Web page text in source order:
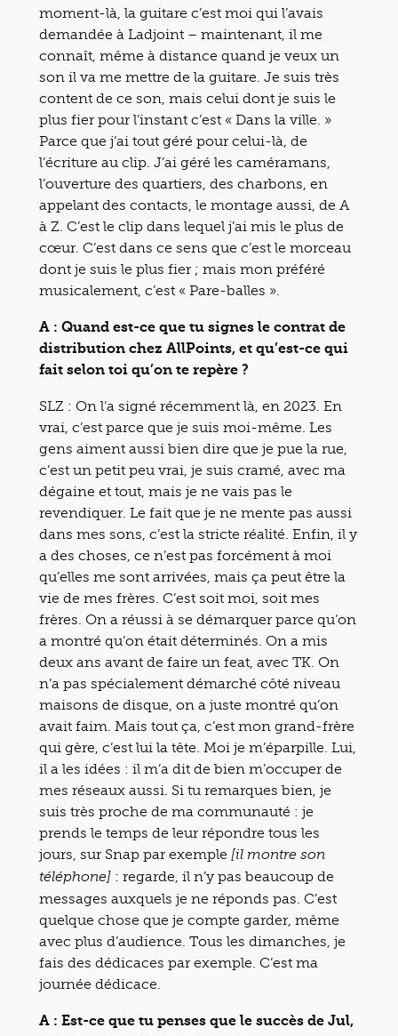
moment-là, la guitare c’est moi qui l’avais
demandée à Ladjoint – maintenant, il me
connaît, même à distance quand je veux un
son il va me mettre de la guitare. Je suis très
content de ce son, mais celui dont je suis le
plus fier pour l’instant c’est « Dans la ville. »
Parce que j’ai tout géré pour celui-là, de
l’écriture au clip. J’ai géré les caméramans,
l’ouverture des quartiers, des charbons, en
appelant des contacts, le montage aussi, de A
à Z. C’est le clip dans lequel j’ai mis le plus de
cœur. C’est dans ce sens que c’est le morceau
dont je suis le plus fier ; mais mon préféré
musicalement, c’est « Pare-balles ».
A : Quand est-ce que tu signes le contrat de
distribution chez AllPoints, et qu’est-ce qui
fait selon toi qu’on te repère ?
SLZ : On l’a signé récemment là, en 2023. En
vrai, c’est parce que je suis moi-même. Les
gens aiment aussi bien dire que je pue la rue,
c’est un petit peu vrai, je suis cramé, avec ma
dégaine et tout, mais je ne vais pas le
revendiquer. Le fait que je ne mente pas aussi
dans mes sons, c’est la stricte réalité. Enfin, il y
a des choses, ce n’est pas forcément à moi
qu’elles me sont arrivées, mais ça peut être la
vie de mes frères. C’est soit moi, soit mes
frères. On a réussi à se démarquer parce qu’on
a montré qu’on était déterminés. On a mis
deux ans avant de faire un feat, avec TK. On
n’a pas spécialement démarché côté niveau
maisons de disque, on a juste montré qu’on
avait faim. Mais tout ça, c’est mon grand-frère
qui gère, c’est lui la tête. Moi je m’éparpille. Lui,
il a les idées : il m’a dit de bien m’occuper de
mes réseaux aussi. Si tu remarques bien, je
suis très proche de ma communauté : je
prends le temps de leur répondre tous les
jours, sur Snap par exemple [il montre son
téléphone] : regarde, il n’y pas beaucoup de
messages auxquels je ne réponds pas. C’est
quelque chose que je compte garder, même
avec plus d’audience. Tous les dimanches, je
fais des dédicaces par exemple. C’est ma
journée dédicace.
A : Est-ce que tu penses que le succès de Jul,